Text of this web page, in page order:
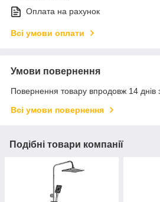
Оплата на рахунок
Всі умови оплати
Умови повернення
Повернення товару впродовж 14 днів
Всі умови повернення
Подібні товари компанії